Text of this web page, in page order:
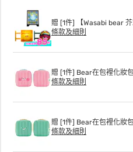
贈 [1件] 【Wasabi bear
條款及細則
贈 [1件] Bear在包裡化妝
條款及細則
贈 [1件] Bear在包裡化妝
條款及細則